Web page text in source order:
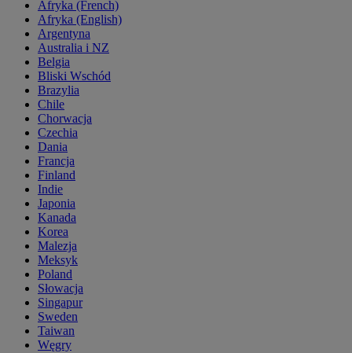
Afryka (French)
Afryka (English)
Argentyna
Australia i NZ
Belgia
Bliski Wschód
Brazylia
Chile
Chorwacja
Czechia
Dania
Francja
Finland
Indie
Japonia
Kanada
Korea
Malezja
Meksyk
Poland
Słowacja
Singapur
Sweden
Taiwan
Węgry